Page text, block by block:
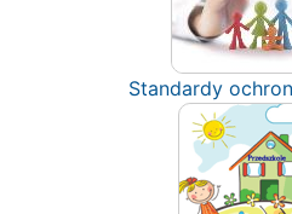
Standardy